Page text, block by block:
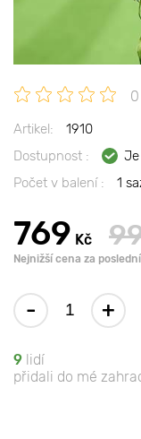
0
Artikel:
1910
Dostupnost :
Je
Počet v balení :
1
769 Kč
Nejnižší cena za
- +
9 lidí
přidali do mé